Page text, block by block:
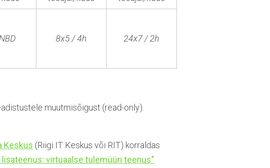
8x5 / 4h 24x7 / 2h
muutmisõigust (read-only).
Keskus (Riigi IT Keskus või RIT) korraldas
lisateenus: virtuaalse tulemüüri teenus"